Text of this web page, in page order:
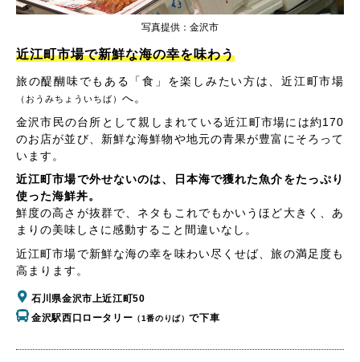
写真提供：金沢市
近江町市場で新鮮な海の幸を味わう
旅の醍醐味でもある「食」を楽しみたい方は、近江町市場
（おうみちょういちば） へ。
金沢市民の台所として親しまれている近江町市場には約170
のお店が並び、新鮮な海鮮物や地元の青果が豊富にそろって
います。
近江町市場で外せないのは、日本海で獲れた魚介をたっぷり
使った海鮮丼。
鮮度の高さが抜群で、ネタもこれでもかいうほど大きく、あ
まりの美味しさに感動すること間違いなし。
近江町市場で新鮮な海の幸を味わい尽くせば、旅の満足度も
高まります。
石川県金沢市上近江町50
金沢駅西口ロータリー （1番のりば）で下車